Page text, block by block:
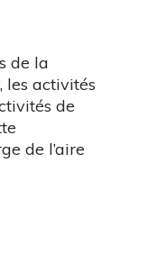
de la
les activités
de
de l’aire